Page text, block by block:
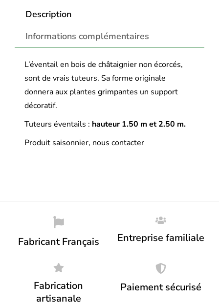
Description
Informations complémentaires
L’éventail en bois de châtaignier non écorcés,
sont de vrais tuteurs. Sa forme originale
donnera aux plantes grimpantes un support
décoratif.
Tuteurs éventails : hauteur 1.50 m et 2.50 m.
Produit saisonnier, nous contacter
Fabricant Français Entreprise familiale
Fabrication
artisanale
Paiement sécurisé